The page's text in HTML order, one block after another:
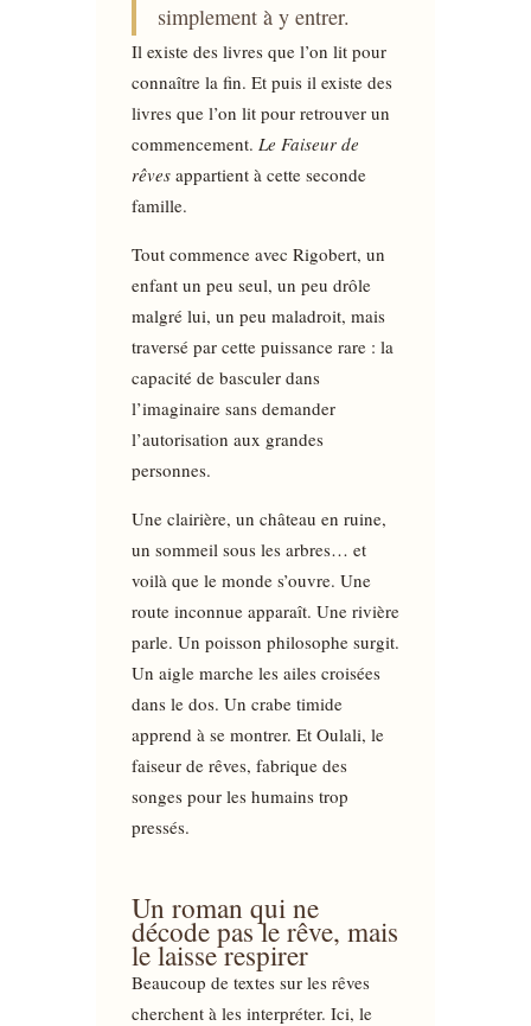
simplement à y entrer.
Il existe des livres que l’on lit pour
connaître la fin. Et puis il existe des
livres que l’on lit pour retrouver un
commencement. Le Faiseur de
rêvesappartient à cette seconde
famille.
Tout commence avec Rigobert, un
enfant un peu seul, un peu drôle
malgré lui, un peu maladroit, mais
traversé par cette puissance rare : la
capacité de basculer dans
l’imaginaire sans demander
l’autorisation aux grandes
personnes.
Une clairière, un château en ruine,
un sommeil sous les arbres… et
voilà que le monde s’ouvre. Une
route inconnue apparaît. Une rivière
parle. Un poisson philosophe surgit.
Un aigle marche les ailes croisées
dans le dos. Un crabe timide
apprend à se montrer. Et Oulali, le
faiseur de rêves, fabrique des
songes pour les humains trop
pressés.
Un roman qui ne
décode pas le rêve, mais
le laisse respirer
Beaucoup de textes sur les rêves
cherchent à les interpréter. Ici, le